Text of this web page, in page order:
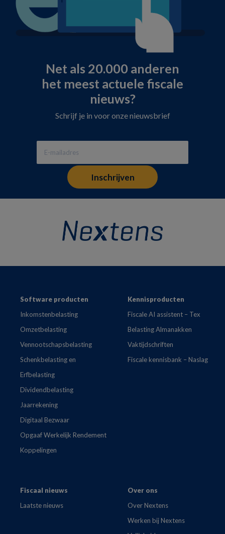
Net als 20.000 anderen
het meest actuele fiscale
nieuws?
Schrijf je in voor onze nieuwsbrief
FooterSoftware producten
Inkomstenbelasting
Omzetbelasting
Vennootschapsbelasting
Schenkbelasting en
Erfbelasting
Dividendbelasting
Jaarrekening
Digitaal Bezwaar
Opgaaf Werkelijk Rendement
Koppelingen
Kennisproducten
Fiscale AI assistent – Tex
Belasting Almanakken
Vaktijdschriften
Fiscale kennisbank – Naslag
Fiscaal nieuws
Laatste nieuws
Over ons
Over Nextens
Werken bij Nextens